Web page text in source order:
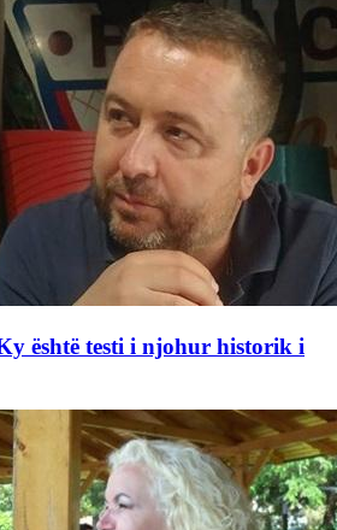
është testi i njohur historik i